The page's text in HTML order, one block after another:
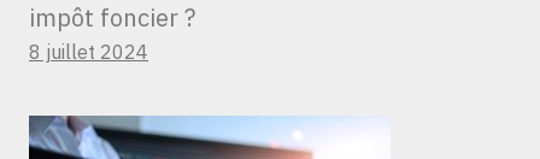
impôt foncier ?
8 juillet 2024